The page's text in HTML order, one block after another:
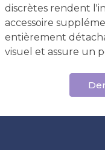
discrètes rendent
accessoire
entièrement
visuel et assure un